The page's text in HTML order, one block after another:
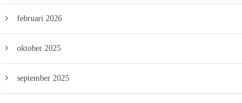
februari 2026
oktober 2025
september 2025